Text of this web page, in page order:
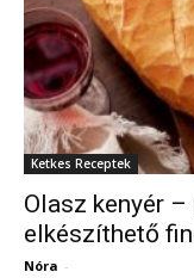
Ketkes Receptek
Olasz kenyér
elkészíthető
Nóra -